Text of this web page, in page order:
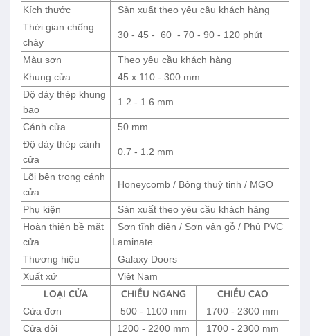
Kích thước
Sản xuất theo yêu cầu khách hàng
Thời gian chống
cháy
30 - 45 - 60 - 70 - 90 - 120 phút
Màu sơn
Theo yêu cầu khách hàng
Khung cửa
45 x 110 - 300 mm
Độ dày thép khung
bao
1.2 - 1.6 mm
Cánh cửa
50 mm
Độ dày thép cánh
cửa
0.7 - 1.2 mm
Lõi bên trong cánh
cửa
Honeycomb / Bông thuỷ tinh / MGO
Phụ kiện
Sản xuất theo yêu cầu khách hàng
Hoàn thiện bề mặt
cửa
Sơn tĩnh điện / Sơn vân gỗ / Phủ PVC
Laminate
Thương hiệu
Galaxy Doors
Xuất xứ
Việt Nam
LOẠI CỬA CHIỀU NGANG CHIỀU CAO
Cửa đơn 500 - 1100 mm
1700 - 2300 mm
Cửa đôi
1200 - 2200 mm
1700 - 2300 mm